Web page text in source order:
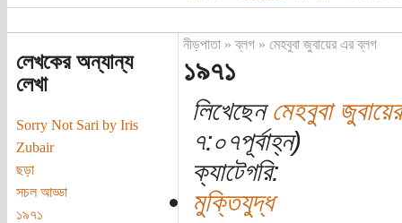
লেখকের অন্যান্য
লেখা
Sorry Not Sari by Iris
Zubair
ছড়া
সচল আড্ডা
১৯৭১
নীড়পাতা»ব্লগ» মেহবুবা জুবায়ের এর ব্লগ
১৯৭১
লিখেছেনমেহবুবা জুবায়ের
৭:০৭পূর্বাহ্ন)
ক্যাটেগরি:
মুক্তিযুদ্ধ